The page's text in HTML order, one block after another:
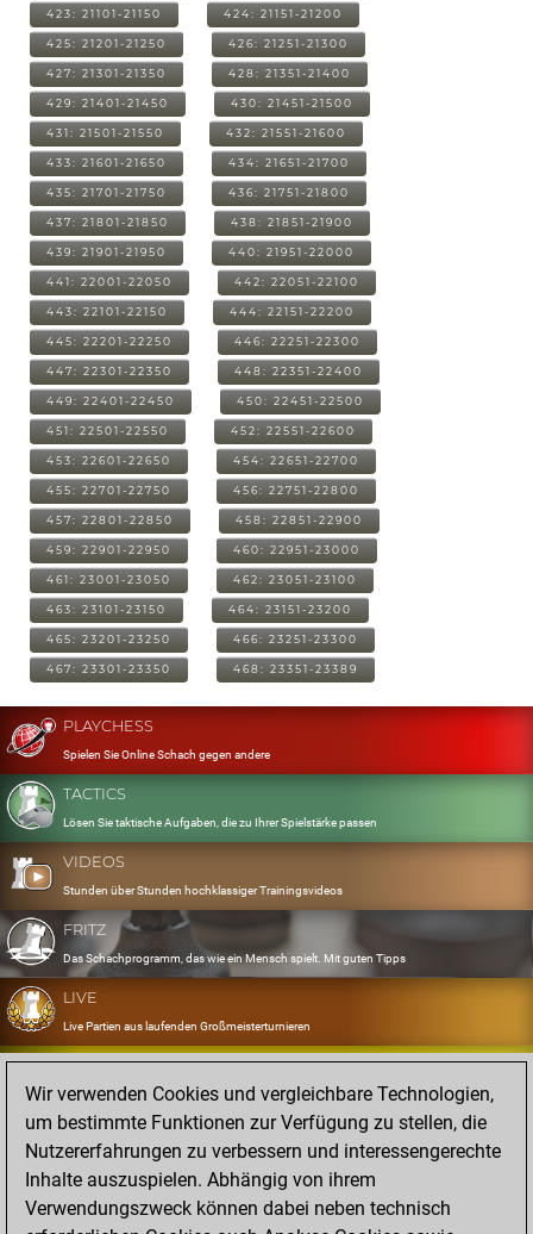
423: 21101-21150 424: 21151-21200
425: 21201-21250 426: 21251-21300
427: 21301-21350 428: 21351-21400
429: 21401-21450 430: 21451-21500
431: 21501-21550 432: 21551-21600
433: 21601-21650 434: 21651-21700
435: 21701-21750 436: 21751-21800
437: 21801-21850 438: 21851-21900
439: 21901-21950 440: 21951-22000
441: 22001-22050 442: 22051-22100
443: 22101-22150 444: 22151-22200
445: 22201-22250 446: 22251-22300
447: 22301-22350 448: 22351-22400
449: 22401-22450 450: 22451-22500
451: 22501-22550 452: 22551-22600
453: 22601-22650 454: 22651-22700
455: 22701-22750 456: 22751-22800
457: 22801-22850 458: 22851-22900
459: 22901-22950 460: 22951-23000
461: 23001-23050 462: 23051-23100
463: 23101-23150 464: 23151-23200
465: 23201-23250 466: 23251-23300
467: 23301-23350 468: 23351-23389
PLAYCHESS
Spielen Sie Online Schach gegen andere
TACTICS
Lösen Sie taktische Aufgaben, die zu Ihrer Spielstärke passen
VIDEOS
Stunden über Stunden hochklassiger Trainingsvideos
FRITZ
Das Schachprogramm, das wie ein Mensch spielt. Mit guten Tipps
LIVE
Live Partien aus laufenden Großmeisterturnieren
OPENINGS
Erfassen und Üben Sie Ihr Eröffnungsrepertoire
DATABASE
Acht Millionen starke Partien
MYGAMES
Speichern und analysieren Sie eigene Partien in der Cloud
Wir verwenden Cookies und vergleichbare Technologien,
um bestimmte Funktionen zur Verfügung zu stellen, die
Nutzererfahrungen zu verbessern und interessengerechte
Inhalte auszuspielen. Abhängig von ihrem
Verwendungszweck können dabei neben technisch